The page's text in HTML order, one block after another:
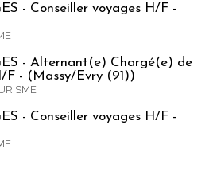
- Conseiller voyages H/F -
- Alternant(e) Chargé(e) de
F - (Massy/Evry (91))
- Conseiller voyages H/F -